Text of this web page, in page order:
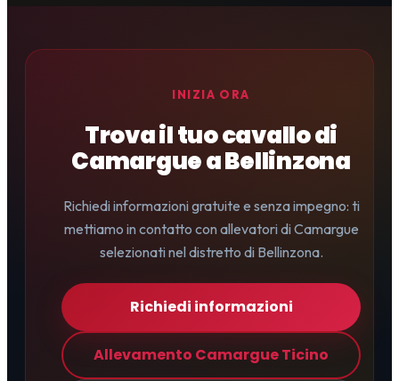
INIZIA ORA
Trova il tuo cavallo di
Camargue a Bellinzona
Richiedi informazioni gratuite e senza impegno: ti
mettiamo in contatto con allevatori di Camargue
selezionati nel distretto di Bellinzona.
Richiedi informazioni
Allevamento Camargue Ticino